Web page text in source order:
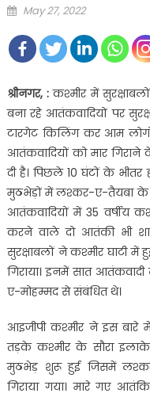
Posted
May 27, 2022
श्रीनगर, : कश्मीर में
बना रहे आतंकवादियों पर
टारगेट किलिंग कर आम
आतंकवादियों को मार
दी है। पिछले 10 घंटों के भीतर
मुठभेड़ों में लश्कर-ए-तैयबा के
आतंकवादियों में 35 वर्षीय
करने वाले दो आतंकी भी
सुरक्षाबलों ने कश्मीर घाटी में
गिराया। इनमें सात
ए-मोहम्मद से संबंधित थे।
आइजीपी कश्मीर ने इस बारे
तड़के कश्मीर के सौरा
मुठभेड़ शुरू हुई जिसमें
गिराया गया। मारे गए